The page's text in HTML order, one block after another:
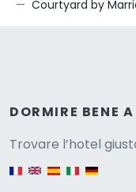
Courtyard by
DORMIRE BENE
Trovare l’hotel
English version